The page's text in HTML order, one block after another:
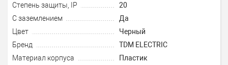
Степень защиты, IP
20
С заземлением
Да
Цвет
Черный
Бренд
TDM ELECTRIC
Материал корпуса
Пластик